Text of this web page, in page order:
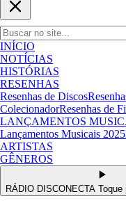
INÍCIO
NOTÍCIAS
HISTÓRIAS
RESENHAS
Resenhas de Discos
ColecionadorResenhas de
LANÇAMENTOS
Lançamentos Musicais 2025
ARTISTAS
GÊNEROS
RÁDIO DISCONECTA Toque